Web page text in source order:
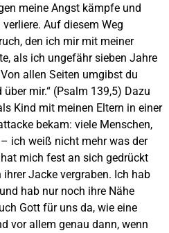
meine Angst kämpfe und
Auf diesem Weg
den ich mir mit meiner
als ich ungefähr sieben Jahre
allen Seiten umgibst du
mir.“ (Psalm 139,5) Dazu
Kind mit meinen Eltern in einer
bekam: viele Menschen,
ich weiß nicht mehr was der
mich fest an sich gedrückt
Jacke vergraben. Ich hab
hab nur noch ihre Nähe
Gott für uns da, wie eine
vor allem genau dann, wenn